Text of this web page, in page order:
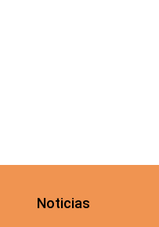
Noticias